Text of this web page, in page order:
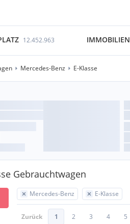
12.452.963 IMMOBILIEN
Mercedes-Benz E-Klasse
Gebrauchtwagen
Mercedes-Benz E-Klasse
Zurück 1 2 3 4 5